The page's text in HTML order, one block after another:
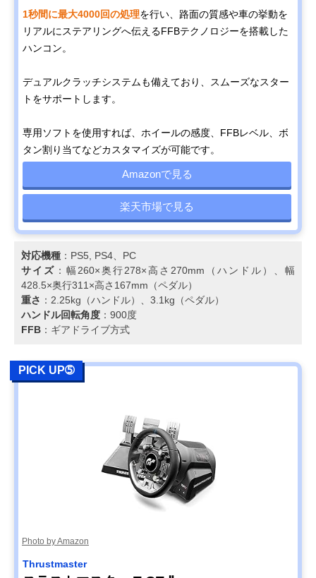
1秒間に最大4000回の処理を行い、路面の質感や車の挙動を
リアルにステアリングへ伝えるFFBテクノロジーを搭載した
ハンコン。
デュアルクラッチシステムも備えており、スムーズなスター
トをサポートします。
専用ソフトを使用すれば、ホイールの感度、FFBレベル、ボ
タン割り当てなどカスタマイズが可能です。
Amazonで見る
楽天市場で見る
対応機種 ：PS5, PS4、PC
サイズ ：幅260×奥行278×高さ270mm（ハンドル）、幅
428.5×奥行311×高さ167mm（ペダル）
重さ ：2.25kg（ハンドル）、3.1kg（ペダル）
ハンドル回転角度 ：900度
FFB ：ギアドライブ方式
PICK UP➄
Photo by Amazon
Thrustmaster